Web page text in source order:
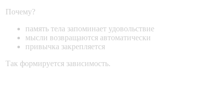
Почему?
память тела запоминает удовольствие
мысли возвращаются автоматически
привычка закрепляется
Так формируется зависимость.